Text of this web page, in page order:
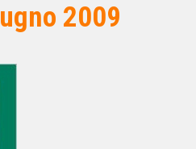
2009